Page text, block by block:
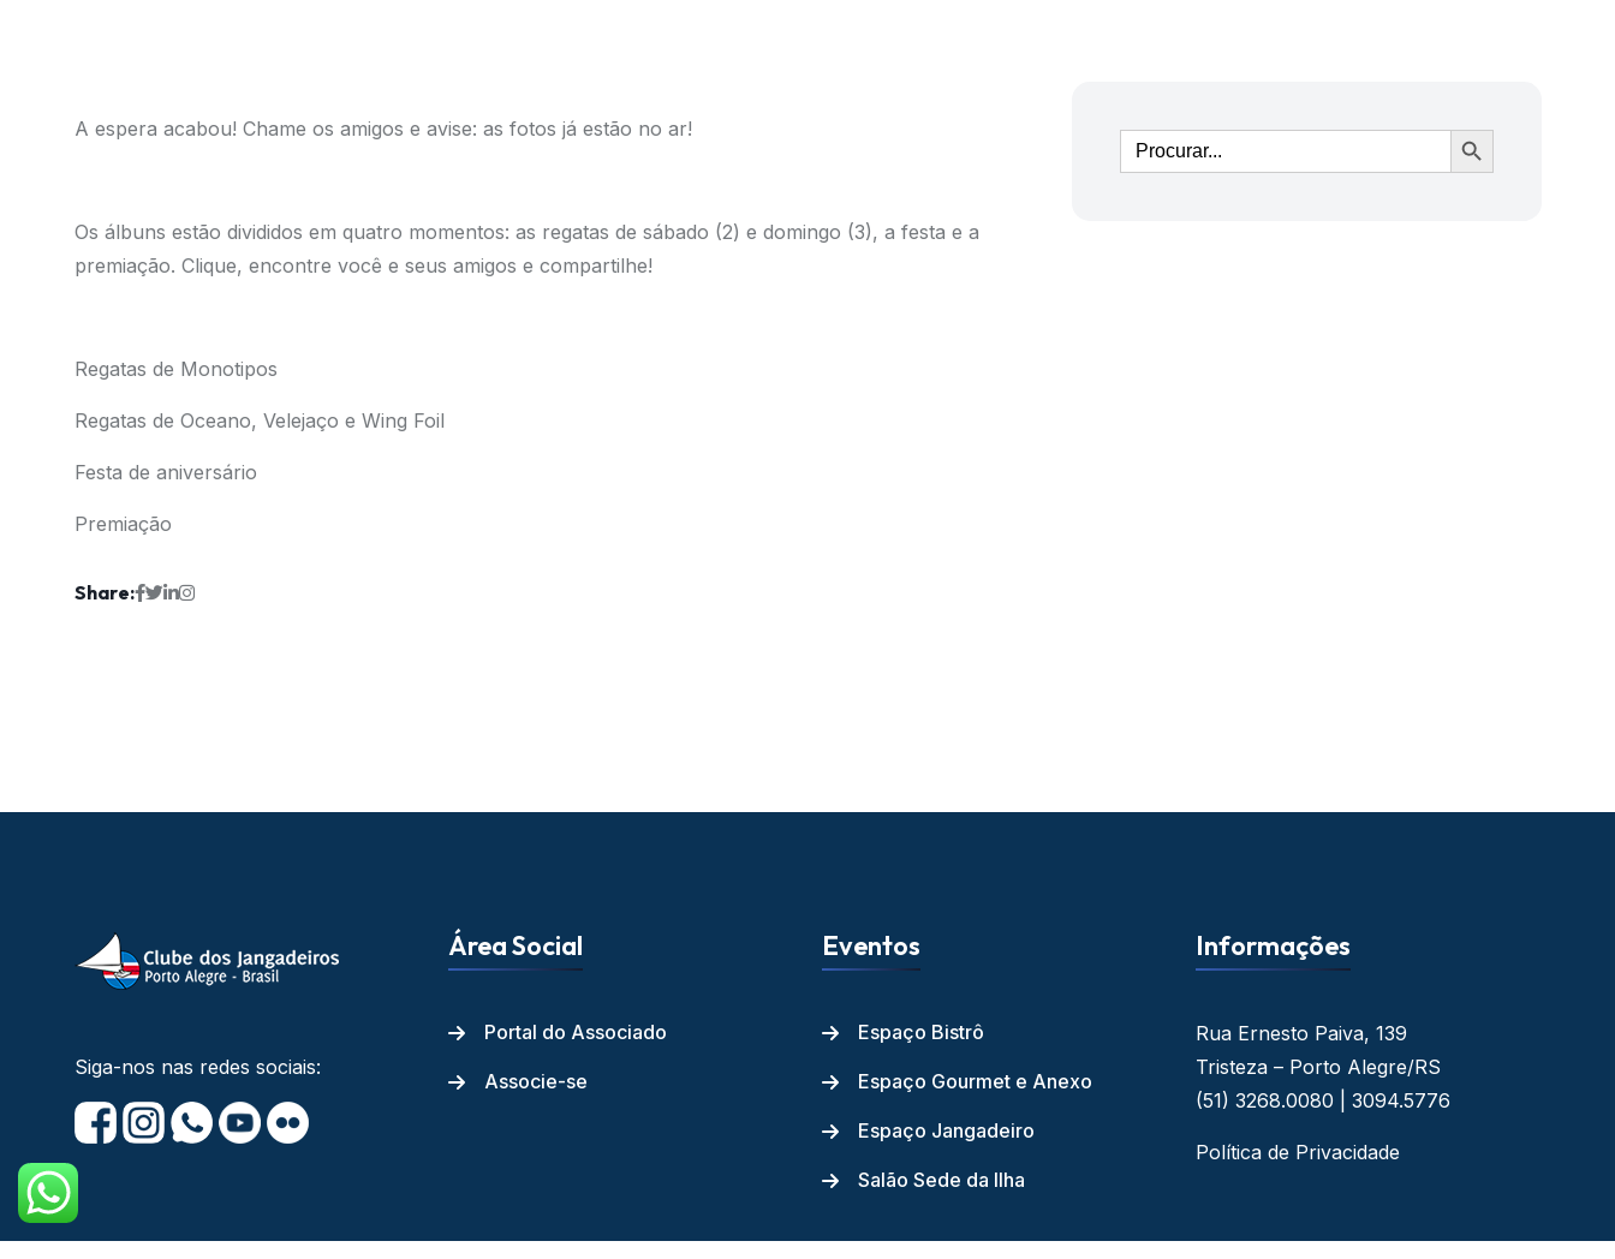
A espera acabou! Chame os amigos e avise: as fotos já estão no ar!
Os álbuns estão divididos em quatro momentos: as regatas de sábado (2) e domingo (3), a festa e a
premiação. Clique, encontre você e seus amigos e compartilhe!
Regatas de Monotipos
Regatas de Oceano, Velejaço e Wing Foil
Festa de aniversário
Premiação
Share:
Ir
Siga-nos nas redes sociais:
Área Social
Portal do Associado
Associe-se
Eventos
Espaço Bistrô
Espaço Gourmet e Anexo
Espaço Jangadeiro
Salão Sede da Ilha
Informações
Rua Ernesto Paiva, 139
Tristeza – Porto Alegre/RS
(51) 3268.0080 | 3094.5776
Política de Privacidade